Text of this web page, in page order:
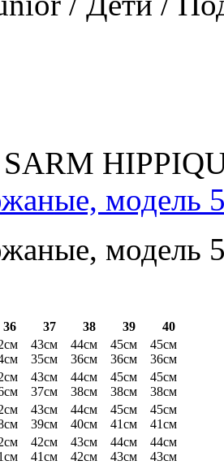
модель
модель
36 37 38 39
40
43см
35см
44см
36см
45см
36см
45см
36см
43см
37см
44см
38см
45см
38см
45см
38см
43см
39см
44см
40см
45см
41см
45см
41см
42см
41см
43см
42см
44см
43см
44см
43см